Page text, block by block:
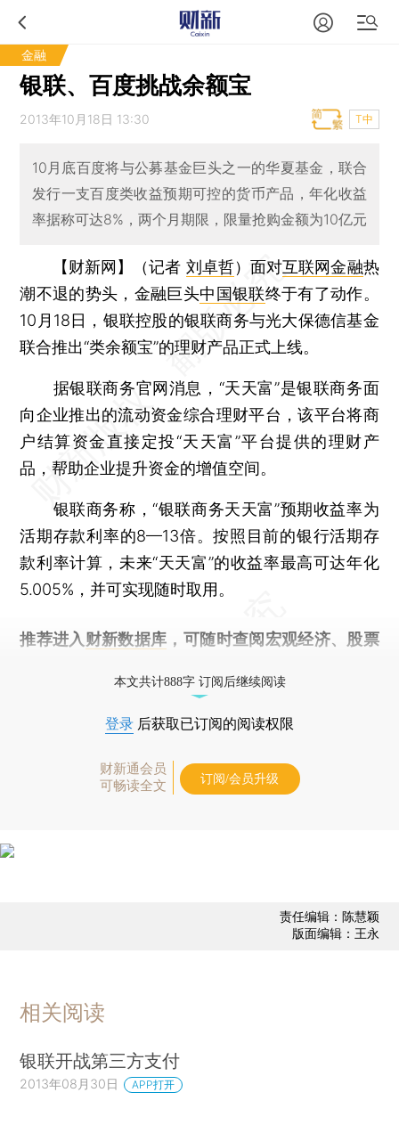
金融
银联、百度挑战余额宝
2013年10月18日 13:30 T中
10月底百度将与公募基金巨头之一的华夏基金，联合
发行一支百度类收益预期可控的货币产品，年化收益
率据称可达8%，两个月期限，限量抢购金额为10亿元
【财新网】（记者 刘卓哲） 面对互联网金融热
潮不退的势头，金融巨头中国银联终于有了动作。
10月18日，银联控股的银联商务与光大保德信基金
联合推出“类余额宝”的理财产品正式上线。
据银联商务官网消息，“天天富”是银联商务面
向企业推出的流动资金综合理财平台，该平台将商
户结算资金直接定投“天天富”平台提供的理财产
品，帮助企业提升资金的增值空间。
银联商务称，“银联商务天天富”预期收益率为
活期存款利率的8—13倍。按照目前的银行活期存
款利率计算，未来“天天富”的收益率最高可达年化
5.005%，并可实现随时取用。
推荐进入 财新数据库 ，可随时查阅宏观经济、股票
本文共计888字 订阅后继续阅读
登录 后获取已订阅的阅读权限
财新通会员
可畅读全文
订阅/会员升级
责任编辑：陈慧颖
版面编辑：王永
相关阅读
银联开战第三方支付
2013年08月30日 APP打开